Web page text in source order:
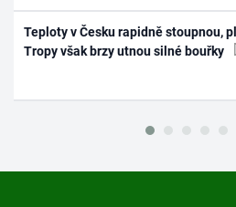
Teploty v Česku rapidně stoupnou,
Tropy však brzy utnou silné bouřky